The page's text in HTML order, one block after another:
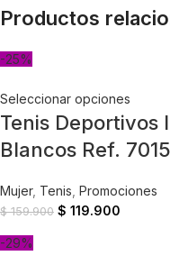
Productos
-25%
Seleccionar opciones
Tenis Deportivos
Blancos Ref. 7015
Mujer, Tenis Promociones
$159.900 $ 119.900
-29%